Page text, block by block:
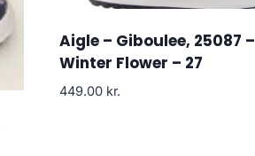
Aigle – Giboulee, 25087 –
Winter Flower – 27
449.00 kr.